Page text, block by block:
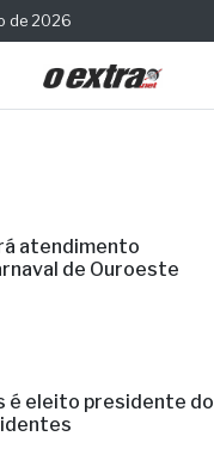
de 2026
atendimento
de Ouroeste
é eleito presidente do